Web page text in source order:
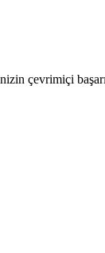
çevrimiçi